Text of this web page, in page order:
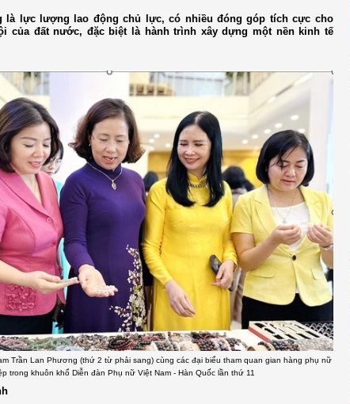
là lực lượng lao động chủ lực, có nhiều đóng góp tích cực cho
của đất nước, đặc biệt là hành trình xây dựng một nền kinh tế
Trần Lan Phương (thứ 2 từ phải sang) cùng các đại biểu tham quan gian hàng phụ nữ
trong khuôn khổ Diễn đàn Phụ nữ Việt Nam - Hàn Quốc lần thứ 11